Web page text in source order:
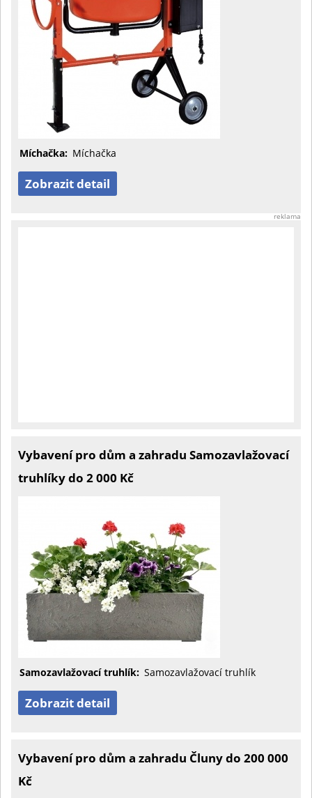
Míchačka: Míchačka
Zobrazit detail
reklama
Vybavení pro dům a zahradu Samozavlažovací
truhlíky do 2 000 Kč
Samozavlažovací truhlík: Samozavlažovací truhlík
Zobrazit detail
Vybavení pro dům a zahradu Čluny do 200 000
Kč